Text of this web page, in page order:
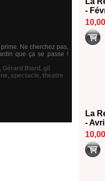
Ne cherchez pas,
que ça se passe !
, Gérard Biard , gil
, spectacle, theatre
-
La
-